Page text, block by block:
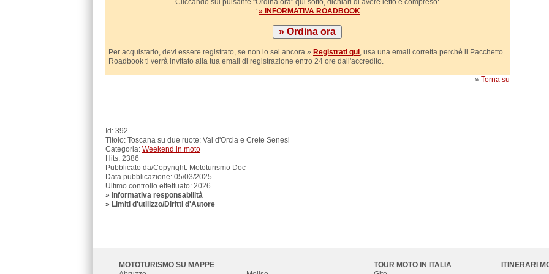
Cliccando sul pulsante "Ordina ora" qui sotto, dichiari di avere letto e compreso:
: » INFORMATIVA ROADBOOK
Per acquistarlo, devi essere registrato, se non lo sei ancora » Registrati qui, usa una email corretta perchè il Pacchetto
Roadbook ti verrà invitato alla tua email di registrazione entro 24 ore dall'accredito.
» Torna su
Id: 392
Titolo: Toscana su due ruote: Val d'Orcia e Crete Senesi
Categoria: Weekend in moto
Hits: 2386
Pubblicato da/Copyright: Mototurismo Doc
Data pubblicazione: 05/03/2025
Ultimo controllo effettuato: 2026
» Informativa responsabilità
» Limiti d'utilizzo/Diritti d'Autore
MOTOTURISMO SU MAPPE
TOUR MOTO IN ITALIA
ITINERARI